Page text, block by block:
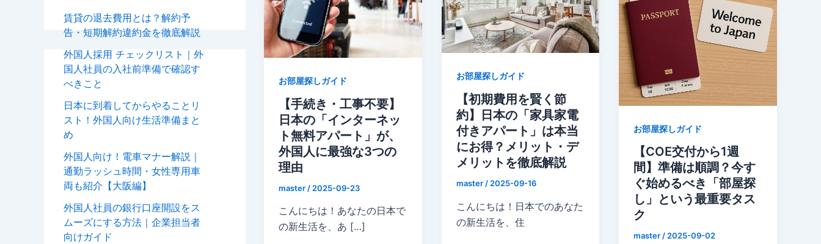
賃貸の退去費用とは？解約予
告・短期解約違約金を徹底解説
外国人採用 チェックリスト｜外
国人社員の入社前準備で確認す
べきこと
日本に到着してからやることリ
スト！外国人向け生活準備まと
め
外国人向け！電車マナー解説｜
通勤ラッシュ時間・女性専用車
両も紹介【大阪編】
外国人社員の銀行口座開設をス
ムーズにする方法｜企業担当者
向けガイド
お部屋探しガイド
【手続き・工事不要】
日本の「インターネッ
ト無料アパート」が、
外国人に最強な3つの
理由
master / 2025-09-23
こんにちは！あなたの日本で
の新生活を、あ […]
お部屋探しガイド
【初期費用を賢く節
約】日本の「家具家電
付きアパート」は本当
にお得？メリット・デ
メリットを徹底解説
master/2025-09-16
こんにちは！日本でのあなた
の新生活を、住
お部屋探しガイド
【COE交付から1週
間】準備は順調？今す
ぐ始めるべき「部屋探
し」という最重要タス
ク
master/2025-09-02